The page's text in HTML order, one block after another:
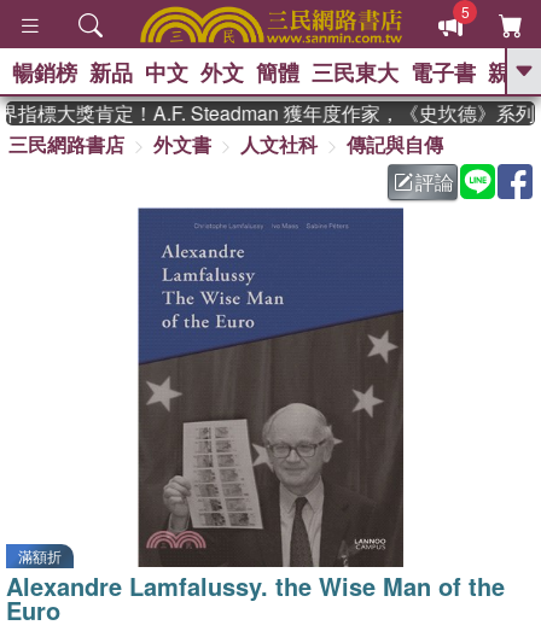
5
GO
熱搜： 東野圭吾 、 高希均教授回憶錄
父親節 、 如果歷
暑期推薦 、 國際布克
獎 臺灣漫遊錄 、
登輝時代
偉大的迷走神經
暢銷榜 新品 中文 外文 簡體 三民東大 電子書 親子
標大獎肯定！A.F. Steadman 獲年度作家，《史坎德》系列
三民網路書店
外文書 人文社科
傳記與自傳
評論
滿額折
Alexandre Lamfalussy. the Wise Man of the
Euro